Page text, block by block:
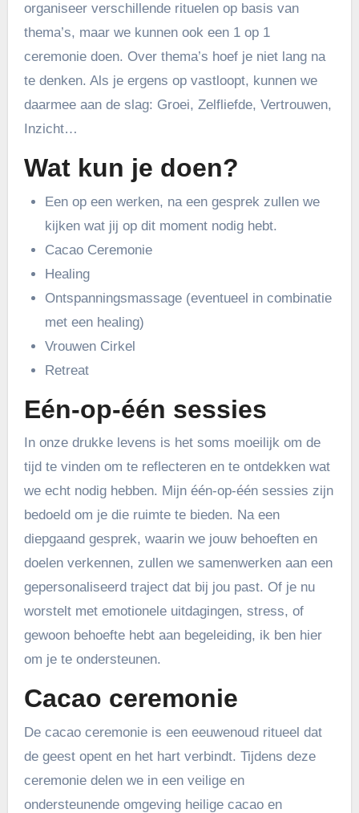
organiseer verschillende rituelen op basis van
thema’s, maar we kunnen ook een 1 op 1
ceremonie doen. Over thema’s hoef je niet lang na
te denken. Als je ergens op vastloopt, kunnen we
daarmee aan de slag: Groei, Zelfliefde, Vertrouwen,
Inzicht…
Wat kun je doen?
Een op een werken, na een gesprek zullen we
kijken wat jij op dit moment nodig hebt.
Cacao Ceremonie
Healing
Ontspanningsmassage (eventueel in combinatie
met een healing)
Vrouwen Cirkel
Retreat
Eén-op-één sessies
In onze drukke levens is het soms moeilijk om de
tijd te vinden om te reflecteren en te ontdekken wat
we echt nodig hebben. Mijn één-op-één sessies zijn
bedoeld om je die ruimte te bieden. Na een
diepgaand gesprek, waarin we jouw behoeften en
doelen verkennen, zullen we samenwerken aan een
gepersonaliseerd traject dat bij jou past. Of je nu
worstelt met emotionele uitdagingen, stress, of
gewoon behoefte hebt aan begeleiding, ik ben hier
om je te ondersteunen.
Cacao ceremonie
De cacao ceremonie is een eeuwenoud ritueel dat
de geest opent en het hart verbindt. Tijdens deze
ceremonie delen we in een veilige en
ondersteunende omgeving heilige cacao en